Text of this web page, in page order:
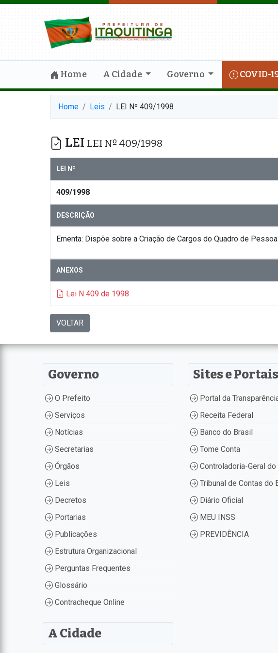
Home A Cidade Governo COVID-
Home Leis LEI Nº 409/1998
LEI LEI Nº 409/1998
LEI Nº
409/1998
DESCRIÇÃO
Ementa: Dispõe sobre a Criação de Cargos do Quadro de
ANEXOS
Lei N 409 de 1998
VOLTAR
Governo
O Prefeito
Serviços
Notícias
Secretarias
Órgãos
Leis
Decretos
Portarias
Publicações
Estrutura Organizacional
Perguntas Frequentes
Glossário
Contracheque Online
A Cidade
Sites e Portais
Portal da
Receita Federal
Banco do Brasil
Tome Conta
Controladoria-Geral do
Tribunal de Contas do
Diário Oficial
MEU INSS
PREVIDÊNCIA